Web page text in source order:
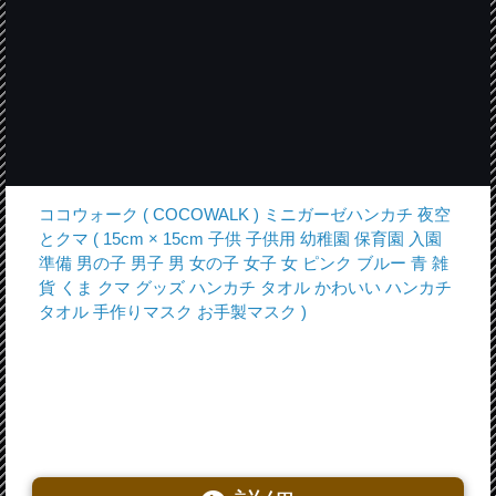
ココウォーク ( COCOWALK ) ミニガーゼハンカチ 夜空
とクマ ( 15cm × 15cm 子供 子供用 幼稚園 保育園 入園
準備 男の子 男子 男 女の子 女子 女 ピンク ブルー 青 雑
貨 くま クマ グッズ ハンカチ タオル かわいい ハンカチ
タオル 手作りマスク お手製マスク )